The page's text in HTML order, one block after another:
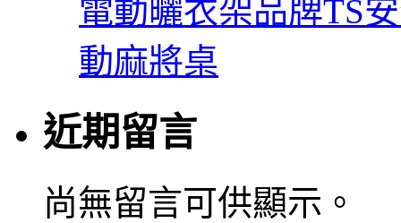
電動曬衣架品牌TS
動麻將桌
近期留言
尚無留言可供顯示。